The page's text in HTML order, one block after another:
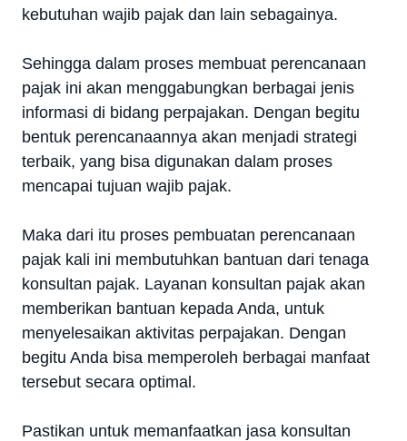
kebutuhan wajib pajak dan lain sebagainya.
Sehingga dalam proses membuat perencanaan
pajak ini akan menggabungkan berbagai jenis
informasi di bidang perpajakan. Dengan begitu
bentuk perencanaannya akan menjadi strategi
terbaik, yang bisa digunakan dalam proses
mencapai tujuan wajib pajak.
Maka dari itu proses pembuatan perencanaan
pajak kali ini membutuhkan bantuan dari tenaga
konsultan pajak. Layanan konsultan pajak akan
memberikan bantuan kepada Anda, untuk
menyelesaikan aktivitas perpajakan. Dengan
begitu Anda bisa memperoleh berbagai manfaat
tersebut secara optimal.
Pastikan untuk memanfaatkan jasa konsultan